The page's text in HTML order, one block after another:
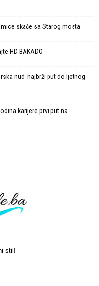
skače sa Starog mosta
HD BAKADO
nudi najbrži put do ljetnog
karijere prvi put na
stil!